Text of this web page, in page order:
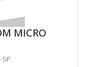
MICRO
SP